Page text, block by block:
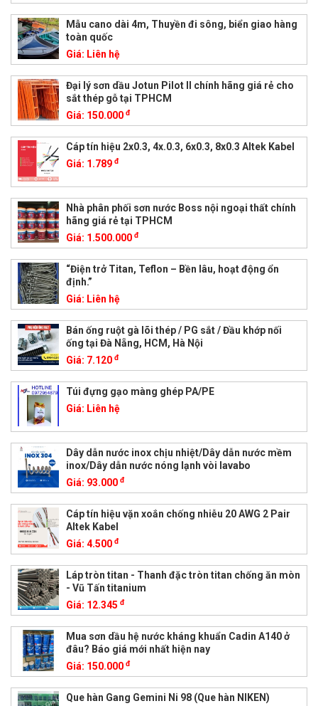
Mẫu cano dài 4m, Thuyền đi sông, biển giao hàng
toàn quốc
Giá: Liên hệ
Đại lý sơn dầu Jotun Pilot II chính hãng giá rẻ cho
sắt thép gỗ tại TPHCM
Giá: 150.000 đ
Cáp tín hiệu 2x0.3, 4x.0.3, 6x0.3, 8x0.3 Altek Kabel
Giá: 1.789 đ
Nhà phân phối sơn nước Boss nội ngoại thất chính
hãng giá rẻ tại TPHCM
Giá: 1.500.000 đ
“Điện trở Titan, Teflon – Bền lâu, hoạt động ổn
định.”
Giá: Liên hệ
Bán ống ruột gà lõi thép / PG sắt / Đầu khớp nối
ống tại Đà Nẵng, HCM, Hà Nội
Giá: 7.120 đ
Túi đựng gạo màng ghép PA/PE
Giá: Liên hệ
Dây dẫn nước inox chịu nhiệt/Dây dẫn nước mềm
inox/Dây dẫn nước nóng lạnh vòi lavabo
Giá: 93.000 đ
Cáp tín hiệu vặn xoắn chống nhiễu 20 AWG 2 Pair
Altek Kabel
Giá: 4.500 đ
Láp tròn titan - Thanh đặc tròn titan chống ăn mòn
- Vũ Tấn titanium
Giá: 12.345 đ
Mua sơn dầu hệ nước kháng khuẩn Cadin A140 ở
đâu? Báo giá mới nhất hiện nay
Giá: 150.000 đ
Que hàn Gang Gemini Ni 98 (Que hàn NIKEN)